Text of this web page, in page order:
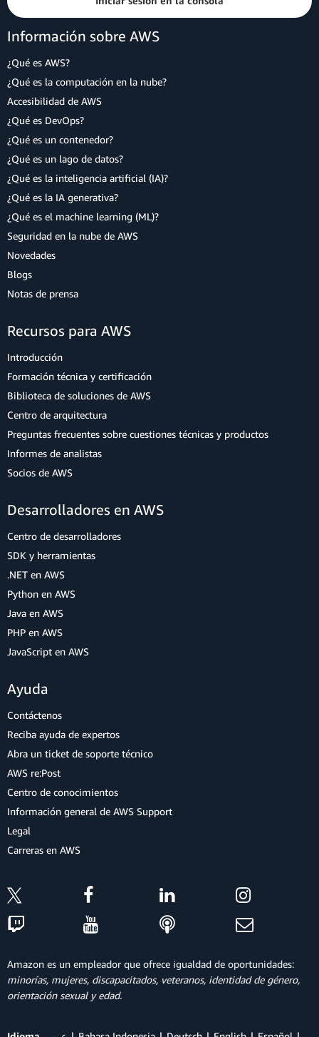
Información sobre AWS
¿Qué es AWS?
¿Qué es la computación en la nube?
Accesibilidad de AWS
¿Qué es DevOps?
¿Qué es un contenedor?
¿Qué es un lago de datos?
¿Qué es la inteligencia artificial (IA)?
¿Qué es la IA generativa?
¿Qué es el machine learning (ML)?
Seguridad en la nube de AWS
Novedades
Blogs
Notas de prensa
Recursos para AWS
Introducción
Formación técnica y certificación
Biblioteca de soluciones de AWS
Centro de arquitectura
Preguntas frecuentes sobre cuestiones técnicas y productos
Informes de analistas
Socios de AWS
Desarrolladores en AWS
Centro de desarrolladores
SDK y herramientas
.NET en AWS
Python en AWS
Java en AWS
PHP en AWS
JavaScript en AWS
Ayuda
Contáctenos
Reciba ayuda de expertos
Abra un ticket de soporte técnico
AWS re:Post
Centro de conocimientos
Información general de AWS Support
Legal
Carreras en AWS
Amazon es un empleador que ofrece igualdad de oportunidades:
minorías, mujeres, discapacitados, veteranos, identidad de género,
orientación sexual y edad.